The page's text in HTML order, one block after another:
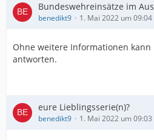
Bundeswehreinsätze im
benedikt9 1. Mai 2022 um 09:04
Ohne weitere Informationen
antworten.
eure Lieblingsserie(n)?
benedikt9 1. Mai 2022 um 09:03